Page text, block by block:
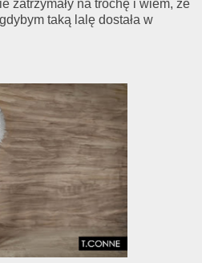
zatrzymały na trochę i wiem, że
taką lalę dostała w